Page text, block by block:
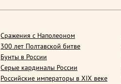
Сражения с Наполеоном
300 лет Полтавской битве
Бунты в России
Серые кардиналы России
Российские императоры в XIX веке